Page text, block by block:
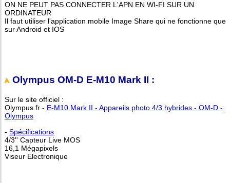
ON NE PEUT PAS CONNECTER L'APN EN WI-FI SUR UN
ORDINATEUR
Il faut utiliser l'application mobile Image Share qui ne fonctionne que
sur Android et IOS
Olympus OM-D E-M10 Mark II :
Sur le site officiel :
Olympus.fr - E‑M10 Mark II - Appareils photo 4/3 hybrides - OM-D -
Olympus
- Spécifications
4/3'' Capteur Live MOS
16,1 Mégapixels
Viseur Electronique